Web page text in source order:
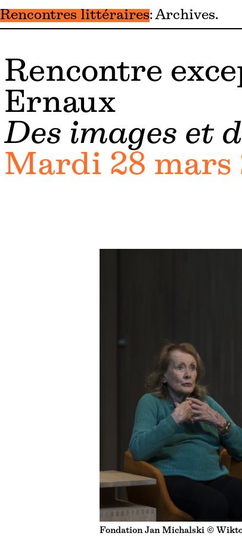
Rencontres littéraires Archives
Rencontre
Ernaux
Des images et
Mardi 28 mars
Fondation Jan Michalski ©